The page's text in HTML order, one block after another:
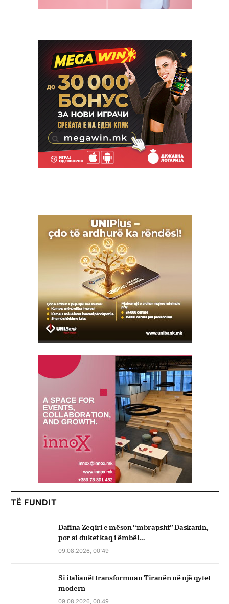
TË FUNDIT
Dafina Zeqiri e mëson “mbrapsht” Daskanin,
por ai duket kaq i ëmbël…
09.08.2026, 00:49
Si italianët transformuan Tiranën në një qytet
modern
09.08.2026, 00:49